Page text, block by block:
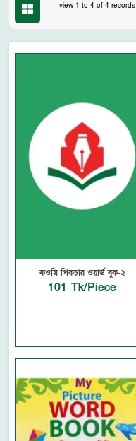
view 1 to 4 of 4 records
কওমি পিকচার ওয়ার্ড বুক-২
101 Tk/Piece